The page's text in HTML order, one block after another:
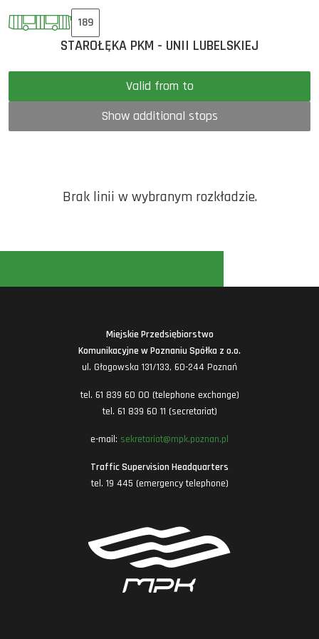
189
STAROŁĘKA PKM - UNII LUBELSKIEJ
Valid from to
Show additional stops
Brak linii w wybranym rozkładzie.
Miejskie Przedsiębiorstwo
Komunikacyjne w Poznaniu Spółka z o.o.
ul. Głogowska 131/133, 60-244 Poznań
tel. 61 839 60 00 (telephone exchange)
tel. 61 839 60 11 (secretariat)
e-mail: sekretariat@mpk.poznan.pl
Traffic Supervision Headquarters
tel. 19 445 (emergency telephone)